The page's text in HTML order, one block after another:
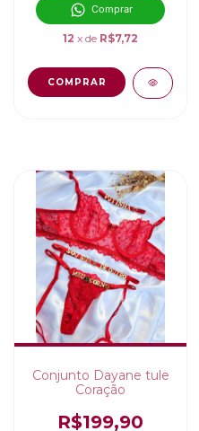
Comprar
12 x de R$7,72
COMPRAR
Conjunto Dayane tule
Coração
R$199,90